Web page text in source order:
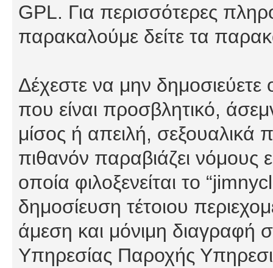
GPL. Για περισσότερες
παρακαλούμε δείτε τα
Δέχεστε να μην
που είναι προσβλητικό,
μίσος ή απειλή, σεξουαλικά
πιθανόν παραβιάζει νόμους
οποία φιλοξενείται το
δημοσίευση τέτοιου
άμεση και μόνιμη διαγραφή
Υπηρεσίας Παροχής